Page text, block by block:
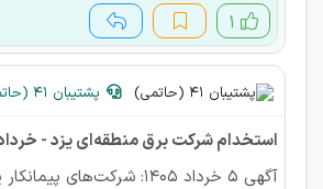
۱
پشتیبان 41 (حاتمی)
استخدام شرکت برق منطقه‌ای یزد - خرداد
آگهی 5 خرداد 1405: شرکت‌های